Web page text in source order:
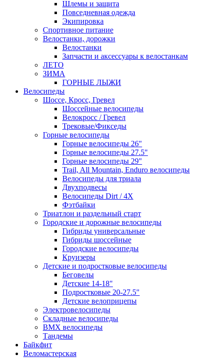
Шлемы и защита
Повседневная одежда
Экипировка
Спортивное питание
Велостанки, дорожки
Велостанки
Запчасти и аксессуары к велостанкам
ЛЕТО
ЗИМА
ГОРНЫЕ ЛЫЖИ
Велосипеды
Шоссе, Кросс, Гревел
Шоссейные велосипеды
Велокросс / Гревел
Трековые/Фикседы
Горные велосипеды
Горные велосипеды 26"
Горные велосипеды 27.5"
Горные велосипеды 29"
Trail, All Mountain, Enduro велосипеды
Велосипеды для триала
Двухподвесы
Велосипеды Dirt / 4X
Фэтбайки
Триатлон и раздельный старт
Городские и дорожные велосипеды
Гибриды универсальные
Гибриды шоссейные
Городские велосипеды
Круизеры
Детские и подростковые велосипеды
Беговелы
Детские 14-18"
Подростковые 20-27.5"
Детские велоприцепы
Электровелосипеды
Складные велосипеды
BMX велосипеды
Тандемы
Байкфит
Веломастерская